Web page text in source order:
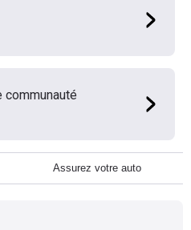
communauté
Assurez votre auto